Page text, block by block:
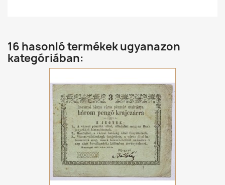
16 hasonló termékek ugyanazon
kategóriában: